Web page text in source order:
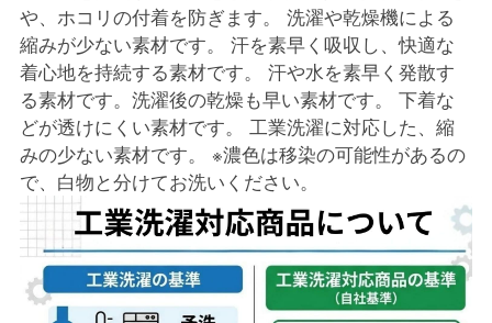
や、ホコリの付着を防ぎます。 洗濯や乾燥機による
縮みが少ない素材です。 汗を素早く吸収し、快適な
着心地を持続する素材です。 汗や水を素早く発散す
る素材です。洗濯後の乾燥も早い素材です。 下着な
どが透けにくい素材です。 工業洗濯に対応した、縮
みの少ない素材です。 ※濃色は移染の可能性があるの
で、白物と分けてお洗いください。